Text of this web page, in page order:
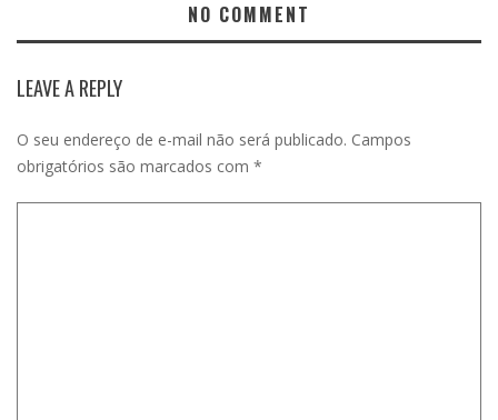
NO COMMENT
LEAVE A REPLY
O seu endereço de e-mail não será publicado. Campos
obrigatórios são marcados com *